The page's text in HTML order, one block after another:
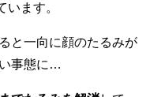
います。
と一向に顔のたるみが
事態に…